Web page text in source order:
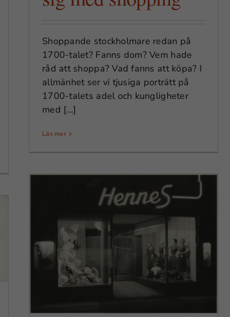
Shoppande stockholmare redan på
1700-talet? Fanns dom? Vem hade
råd att shoppa? Vad fanns att köpa? I
allmänhet ser vi tjusiga porträtt på
1700-talets adel och kungligheter
med [...]
Läs mer
Historien om H&M – del 2